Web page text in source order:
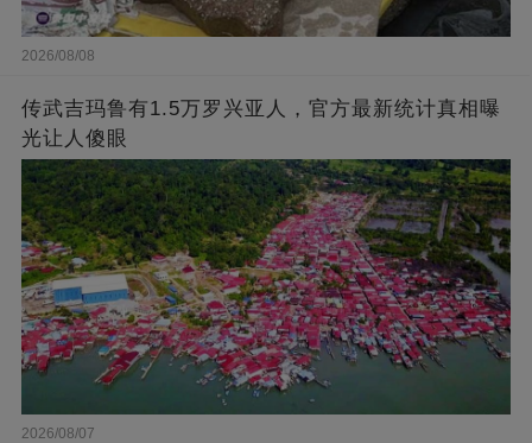
2026/08/08
传武吉玛鲁有1.5万罗兴亚人，官方最新统计真相曝
光让人傻眼
2026/08/07